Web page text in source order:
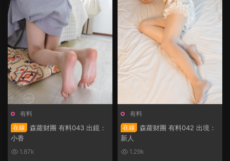
有料
在線
森蘿财團 有料043 出鏡：
小香
1.87k
有料
在線
森蘿财團 有料042 出境：
新人
1.29k